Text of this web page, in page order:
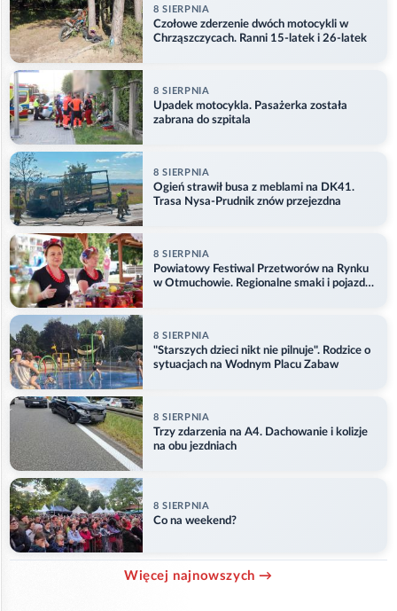
8 SIERPNIA
Czołowe zderzenie dwóch motocykli w
Chrząszczycach. Ranni 15-latek i 26-latek
8 SIERPNIA
Upadek motocykla. Pasażerka została
zabrana do szpitala
8 SIERPNIA
Ogień strawił busa z meblami na DK41.
Trasa Nysa-Prudnik znów przejezdna
8 SIERPNIA
Powiatowy Festiwal Przetworów na Rynku
w Otmuchowie. Regionalne smaki i pojazdy
8 SIERPNIA
"Starszych dzieci nikt nie pilnuje". Rodzice o
sytuacjach na Wodnym Placu Zabaw
8 SIERPNIA
Trzy zdarzenia na A4. Dachowanie i kolizje
na obu jezdniach
8 SIERPNIA
Co na weekend?
Więcej najnowszych →